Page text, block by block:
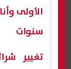
سنوات
تغيير